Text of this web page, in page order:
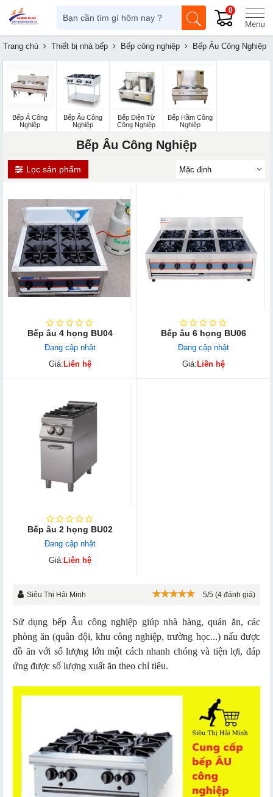
0
Trang chủ Thiết bị nhà bếp Bếp công nghiệp Bếp Âu Công Nghiệp
Bếp Á Công
Nghiệp
Bếp Âu Công
Nghiệp
Bếp Điện Từ
Công Nghiệp
Bếp Hầm Công
Nghiệp
Bếp Âu Công Nghiệp
Lọc sản phẩm
Bếp âu 4 họng BU04
Đang cập nhật
Giá:Liên hệ
Bếp âu 6 họng BU06
Đang cập nhật
Giá:Liên hệ
Bếp âu 2 họng BU02
Đang cập nhật
Giá:Liên hệ
Siêu Thị Hải Minh 5/5 (4 đánh giá)
Sử dụng bếp Âu công nghiệp giúp nhà hàng, quán ăn, các
phòng ăn (quân đội, khu công nghiệp, trường học...) nấu được
đồ ăn với số lượng lớn một cách nhanh chóng và tiện lợi, đáp
ứng được số lượng xuất ăn theo chỉ tiêu.